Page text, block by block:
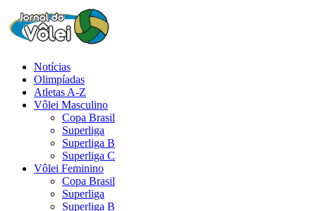
Notícias
Olimpíadas
Atletas A-Z
Vôlei Masculino
Copa Brasil
Superliga
Superliga B
Superliga C
Vôlei Feminino
Copa Brasil
Superliga
Superliga B